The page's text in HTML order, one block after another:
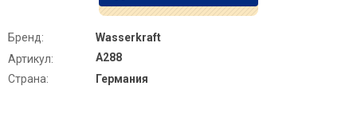
Бренд:
Wasserkraft
Артикул:
A288
Страна:
Германия